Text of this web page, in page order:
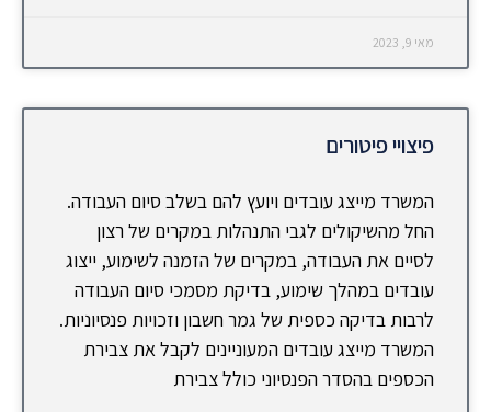
מאי 9, 2023
פיצויי פיטורים
המשרד מייצג עובדים ויועץ להם בשלב סיום העבודה.
החל מהשיקולים לגבי התנהלות במקרים של רצון
לסיים את העבודה, במקרים של הזמנה לשימוע, ייצוג
עובדים במהלך שימוע, בדיקת מסמכי סיום העבודה
לרבות בדיקה כספית של גמר חשבון וזכויות פנסיוניות.
המשרד מייצג עובדים המעוניינים לקבל את צבירת
הכספים בהסדר הפנסיוני כולל צבירת